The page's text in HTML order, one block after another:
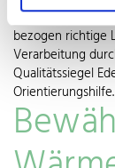
Voraussetzung
bezogen richtige
Verarbeitung
Qualitätssiegel
Orientierungshilfe.